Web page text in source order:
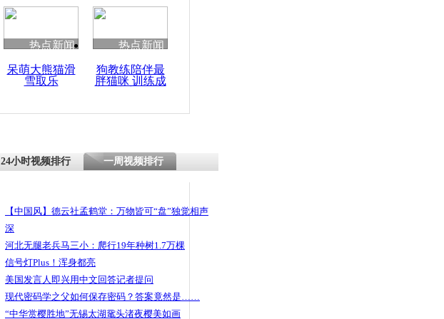
热点新闻
呆萌大熊猫滑
雪取乐
热点新闻
狗教练陪伴最
胖猫咪 训练成
24小时视频排行 一周视频排行
【中国风】德云社孟鹤堂：万物皆可“盘”独觉相声
深
河北无腿老兵马三小：爬行19年种树1.7万棵
信号灯Plus！浑身都亮
美国发言人即兴用中文回答记者提问
现代密码学之父如何保存密码？答案竟然是……
“中华赏樱胜地”无锡太湖鼋头渚夜樱美如画